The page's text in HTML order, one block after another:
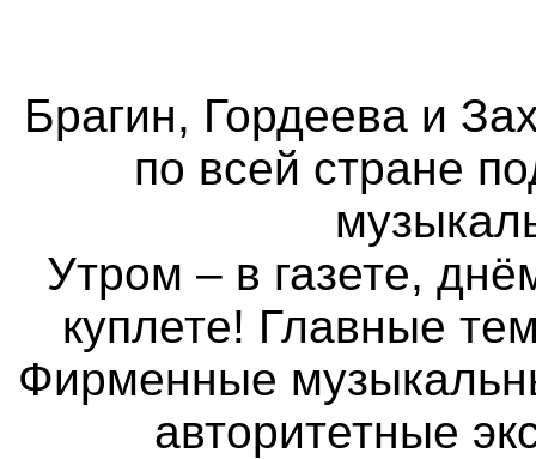
Брагин, Гордеева и
по всей стране
Утром – в газете,
куплете! Главные
Фирменные
авторитетные